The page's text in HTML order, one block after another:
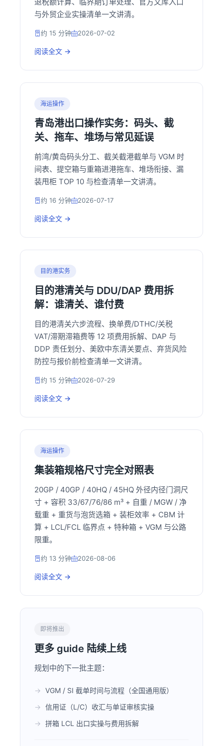
与外贸企业实操清单一文讲清。
约 15 分钟 2026-07-02
阅读全文 →
海运操作
青岛港出口操作实务：码头、截
关、拖车、堆场与常见延误
前湾/黄岛码头分工、截关截港截单与 VGM 时
间表、提空箱与重箱进港拖车、堆场衔接、漏
装甩柜 TOP 10 与检查清单一文讲清。
约 16 分钟 2026-07-17
阅读全文 →
目的港实务
目的港清关与 DDU/DAP 费用拆
解：谁清关、谁付费
目的港清关六步流程、换单费/DTHC/关税
VAT/滞期滞箱费等 12 项费用拆解、DAP 与
DDP 责任划分、美欧中东清关要点、弃货风险
防控与报价前检查清单一文讲清。
约 15 分钟 2026-07-29
阅读全文 →
海运操作
集装箱规格尺寸完全对照表
20GP / 40GP / 40HQ / 45HQ 外径内径门洞尺
寸 + 容积 33/67/76/86 m³ + 自重 / MGW / 净
载重 + 重货与泡货选箱 + 装柜效率 + CBM 计
算 + LCL/FCL 临界点 + 特种箱 + VGM 与公路
限重。
约 13 分钟 2026-08-06
阅读全文 →
即将推出
更多 guide 陆续上线
规划中的下一批主题：
VGM / SI 截单时间与流程（全国通用版）
信用证（L/C）收汇与单证审核实操
拼箱 LCL 出口实操与费用拆解